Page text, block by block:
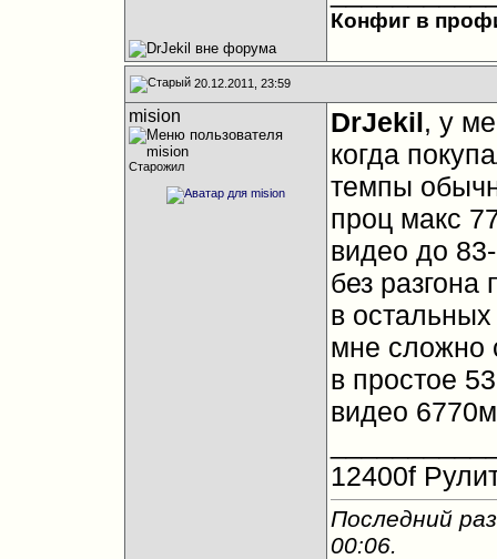
Конфиг в
20.12.2011, 23:59
mision
Старожил
DrJekil, у
когда
темпы
проц макс
видео до
без разгона
в
мне сложно
в простое
видео 6770м
12400f
Последний
00:06.